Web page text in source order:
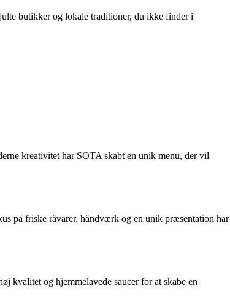
butikker og lokale traditioner, du ikke finder i
kreativitet har SOTA skabt en unik menu, der vil
på friske råvarer, håndværk og en unik præsentation har
kvalitet og hjemmelavede saucer for at skabe en